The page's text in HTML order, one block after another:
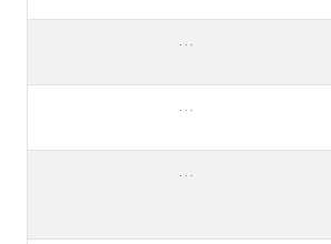
,
,
,
,
,
,
,
,
,